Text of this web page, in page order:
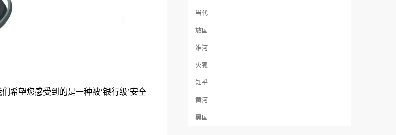
希望您感受到的是一种被‘银行级’安全
当代
放国
淮河
火狐
知乎
黄河
黑国